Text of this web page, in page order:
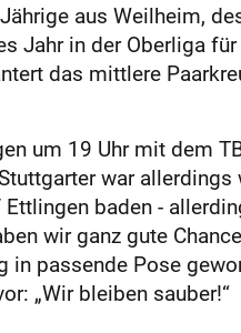
aus Weilheim,
Jahr in der Oberliga
das mittlere
um 19 Uhr mit dem
war
baden -
wir ganz gute
passende Pose
„Wir bleiben sauber!“